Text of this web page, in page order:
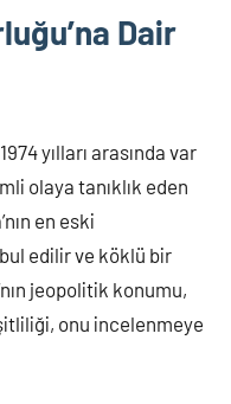
Dair
yılları arasında var
olaya tanıklık eden
en eski
edilir ve köklü bir
jeopolitik konumu,
onu incelenmeye